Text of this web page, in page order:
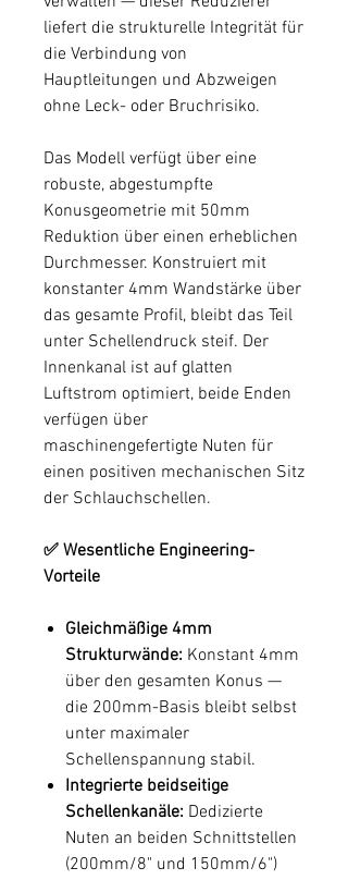
liefert die strukturelle Integrität für
die Verbindung von
Hauptleitungen und Abzweigen
ohne Leck- oder Bruchrisiko.
Das Modell verfügt über eine
robuste, abgestumpfte
Konusgeometrie mit 50mm
Reduktion über einen erheblichen
Durchmesser. Konstruiert mit
konstanter 4mm Wandstärke über
das gesamte Profil, bleibt das Teil
unter Schellendruck steif. Der
Innenkanal ist auf glatten
Luftstrom optimiert, beide Enden
verfügen über
maschinengefertigte Nuten für
einen positiven mechanischen Sitz
der Schlauchschellen.
✅ Wesentliche Engineering-
Vorteile
Gleichmäßige 4mm
Strukturwände: Konstant 4mm
über den gesamten Konus —
die 200mm-Basis bleibt selbst
unter maximaler
Schellenspannung stabil.
Integrierte beidseitige
Schellenkanäle: Dedizierte
Nuten an beiden Schnittstellen
(200mm/8" und 150mm/6")